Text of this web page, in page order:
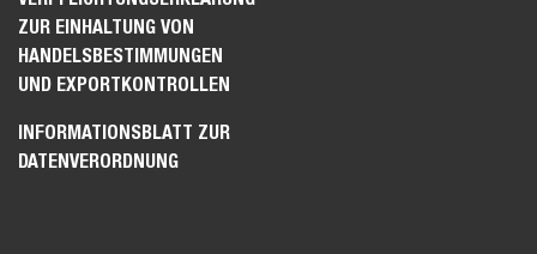
ZUR EINHALTUNG VON
HANDELSBESTIMMUNGEN
UND EXPORTKONTROLLEN
INFORMATIONSBLATT ZUR
DATENVERORDNUNG